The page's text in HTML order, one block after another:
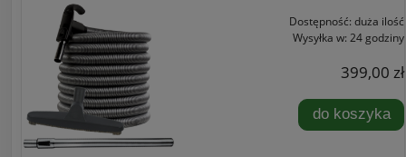
Dostępność: duża ilość
Wysyłka w: 24 godziny
399,00 zł
do koszyka